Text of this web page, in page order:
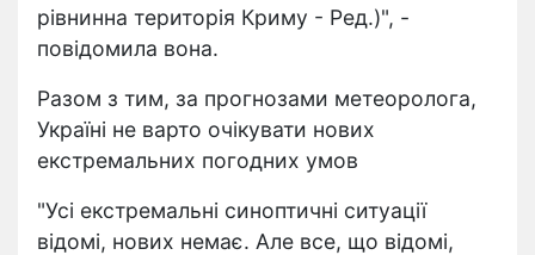
рівнинна територія Криму - Ред.)", -
повідомила вона.
Разом з тим, за прогнозами метеоролога,
Україні не варто очікувати нових
екстремальних погодних умов
"Усі екстремальні синоптичні ситуації
відомі, нових немає. Але все, що відомі,